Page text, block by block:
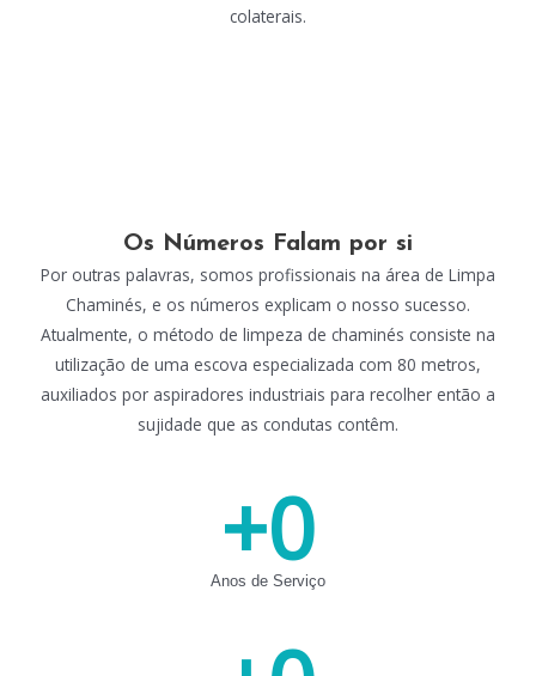
colaterais.
Os Números Falam por si
Por outras palavras, somos profissionais na área de Limpa
Chaminés, e os números explicam o nosso sucesso.
Atualmente, o método de limpeza de chaminés consiste na
utilização de uma escova especializada com 80 metros,
auxiliados por aspiradores industriais para recolher então a
sujidade que as condutas contêm.
Anos de Serviço
+0